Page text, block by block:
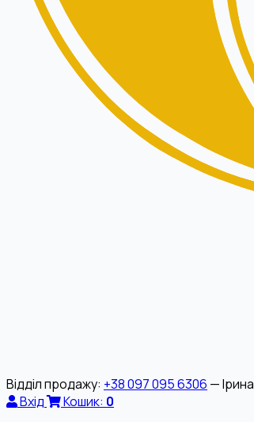
Відділ продажу: +38 097 095 6306 — Ірина
Вхід
Кошик: 0